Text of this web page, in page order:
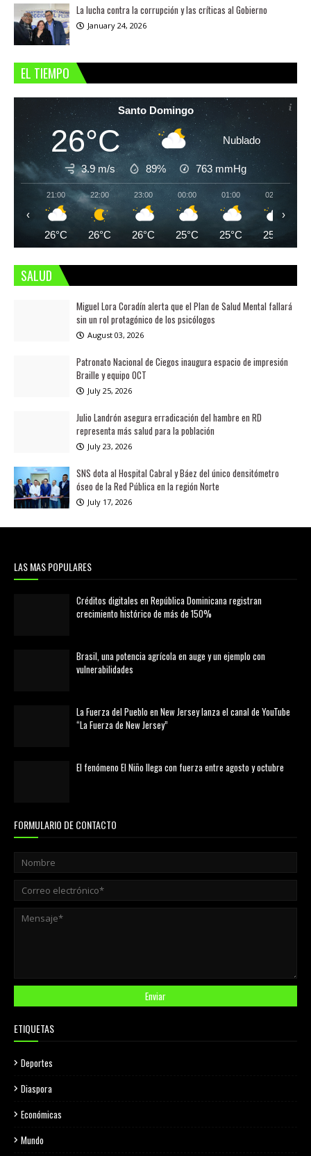
La lucha contra la corrupción y las críticas al Gobierno
January 24, 2026
EL TIEMPO
Santo Domingo
26°C Nublado
3.9 m/s 89% 763 mmHg
21:00
26°C
22:00
26°C
23:00
26°C
00:00
25°C
01:00
25°C
02:00
25°C
‹ ›
SALUD
Miguel Lora Coradín alerta que el Plan de Salud Mental fallará
sin un rol protagónico de los psicólogos
August 03, 2026
Patronato Nacional de Ciegos inaugura espacio de impresión
Braille y equipo OCT
July 25, 2026
Julio Landrón asegura erradicación del hambre en RD
representa más salud para la población
July 23, 2026
SNS dota al Hospital Cabral y Báez del único densitómetro
óseo de la Red Pública en la región Norte
July 17, 2026
LAS MAS POPULARES
Créditos digitales en República Dominicana registran
crecimiento histórico de más de 150%
Brasil, una potencia agrícola en auge y un ejemplo con
vulnerabilidades
La Fuerza del Pueblo en New Jersey lanza el canal de YouTube
“La Fuerza de New Jersey”
El fenómeno El Niño llega con fuerza entre agosto y octubre
FORMULARIO DE CONTACTO
ETIQUETAS
Deportes
Diaspora
Económicas
Mundo